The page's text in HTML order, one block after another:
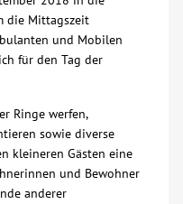
die Mittagszeit
und Mobilen
für den Tag der
Ringe werfen,
sowie diverse
kleineren Gästen eine
und Bewohner
anderer